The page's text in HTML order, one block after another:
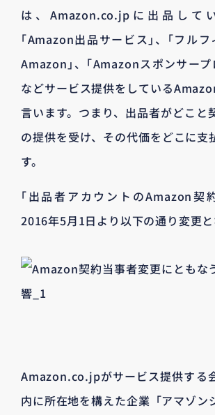
は、Amazon.co.jpに出品して
｢Amazon出品サービス｣、｢フル
Amazon｣、｢Amazonスポンサープ
などサービス提供をしている
言います。つまり、出品者がどこと
の提供を受け、その代価をどこに支
す。
｢出品者アカウントのAmazon契
2016年5月1日より以下の通り変更と
Amazon.co.jpがサービス提供する
内に所在地を構えた企業「アマゾン